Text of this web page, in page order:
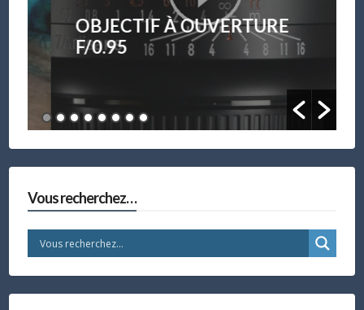
OBJECTIF À OUVERTURE
F/0.95
Vous recherchez…